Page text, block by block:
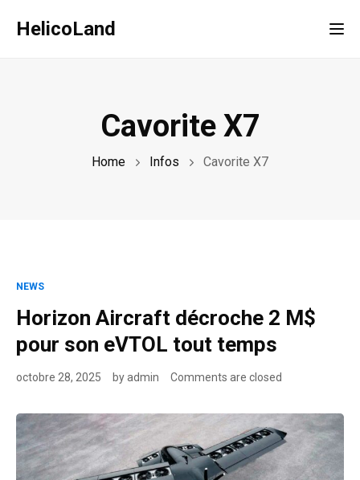
HelicoLand
Cavorite X7
Home Infos Cavorite X7
NEWS
Horizon Aircraft décroche 2 M$
pour son eVTOL tout temps
octobre 28, 2025 byadmin Comments are closed